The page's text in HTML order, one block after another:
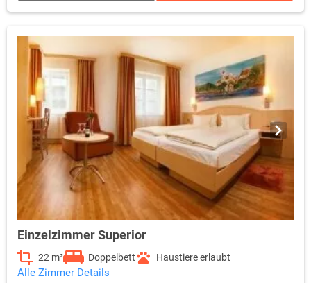
Einzelzimmer Superior
22 m² Doppelbett Haustiere erlaubt
Alle Zimmer Details